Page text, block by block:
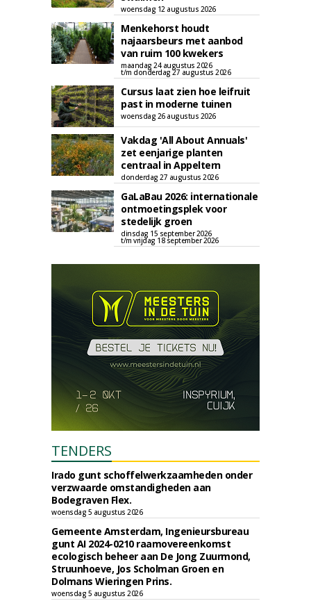
woensdag 12 augustus 2026
Menkehorst houdt
najaarsbeurs met aanbod
van ruim 100 kwekers
maandag 24 augustus 2026
t/m donderdag 27 augustus 2026
Cursus laat zien hoe leifruit
past in moderne tuinen
woensdag 26 augustus 2026
Vakdag 'All About Annuals'
zet eenjarige planten
centraal in Appeltern
donderdag 27 augustus 2026
GaLaBau 2026: internationale
ontmoetingsplek voor
stedelijk groen
dinsdag 15 september 2026
t/m vrijdag 18 september 2026
TENDERS
Irado gunt schoffelwerkzaamheden onder
verzwaarde omstandigheden aan
Bodegraven Flex.
woensdag 5 augustus 2026
Gemeente Amsterdam, Ingenieursbureau
gunt AI 2024-0210 raamovereenkomst
ecologisch beheer aan De Jong Zuurmond,
Struunhoeve, Jos Scholman Groen en
Dolmans Wieringen Prins.
woensdag 5 augustus 2026